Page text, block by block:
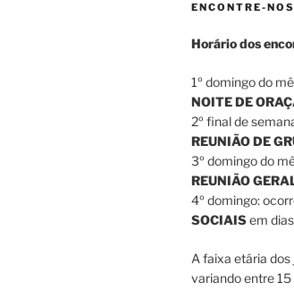
ENCONTRE-NOS
Horário dos
1º domingo do
NOITE DE
2º final de
REUNIÃO DE
3º domingo do
REUNIÃO
4º domingo:
SOCIAISem
A faixa etária
variando entre 15